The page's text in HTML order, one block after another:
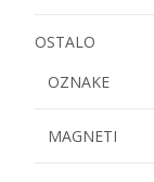
OSTALO
OZNAKE
MAGNETI